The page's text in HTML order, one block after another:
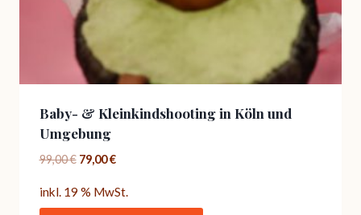
Baby- & Kleinkindshooting in Köln und
Umgebung
99,00€ Ursprünglicher
war:
79,00€Aktueller
ist:
inkl. 19 % MwSt.